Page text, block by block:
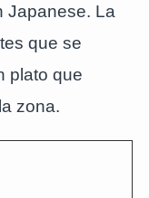
Japanese. La
que se
plato que
zona.